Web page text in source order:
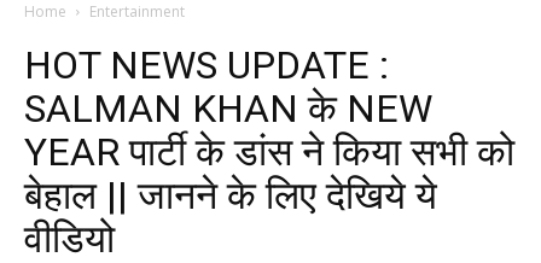
Home Entertainment
HOT NEWS UPDATE :
SALMAN KHAN के NEW
YEAR पार्टी के डांस ने किया सभी को
बेहाल || जानने के लिए देखिये ये
वीडियो